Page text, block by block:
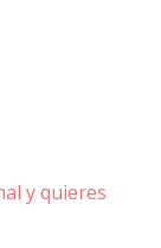
y quieres